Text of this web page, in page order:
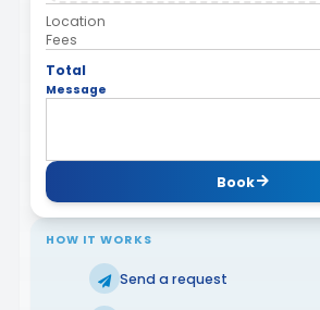
Location
Fees
Total
Message
Book
HOW IT WORKS
Send a request